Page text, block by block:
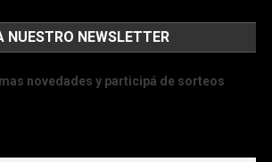
NUESTRO NEWSLETTER
novedades y participá de sorteos